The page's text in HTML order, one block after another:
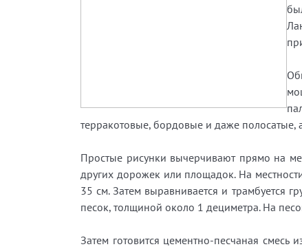
терракотовые, бордовые и даже полосатые,
Простые рисунки вычерчивают прямо на
других дорожек или площадок. На
35 см. Затем выравнивается и трамбуется
песок, толщиной около 1 дециметра. На
Затем готовится цементно-песчаная смесь